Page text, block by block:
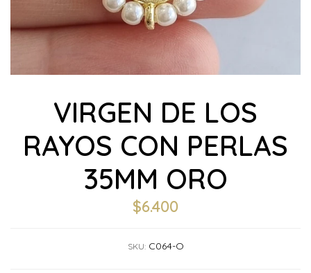
VIRGEN DE LOS
RAYOS CON PERLAS
35MM ORO
$6.400
SKU: C064-O